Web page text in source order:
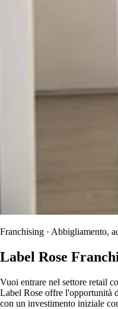
Franchising · Abbigliamento,
Label Rose
Vuoi entrare nel settore retail
Label Rose offre l'opportunità
con un investimento iniziale